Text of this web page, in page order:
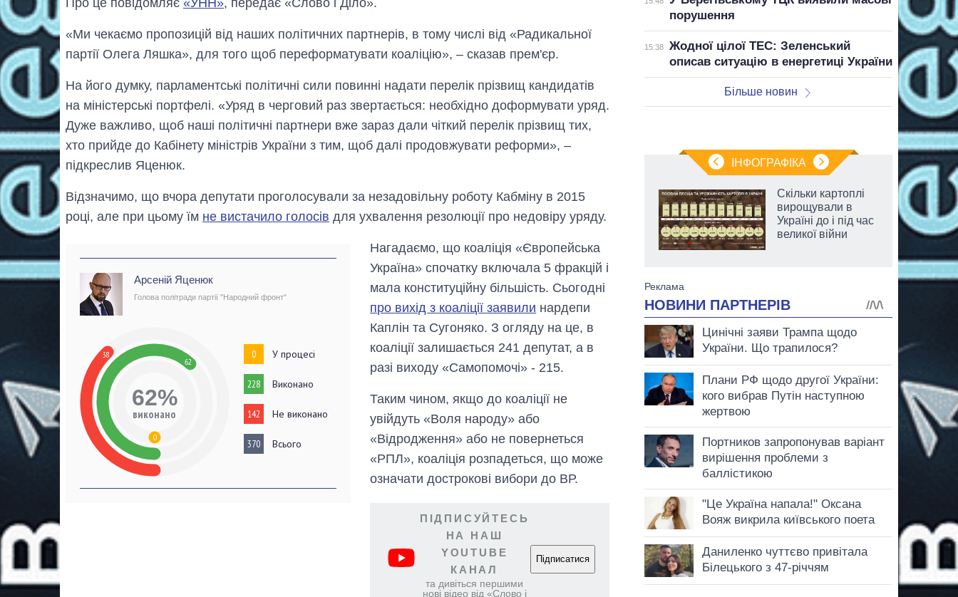
«Ми чекаємо пропозицій від наших політичних партнерів, в тому числі від «Радикальної
партії Олега Ляшка», для того щоб переформатувати коаліцію», – сказав прем'єр.
На його думку, парламентські політичні сили повинні надати перелік прізвищ кандидатів
на міністерські портфелі. «Уряд в черговий раз звертається: необхідно доформувати уряд.
Дуже важливо, щоб наші політичні партнери вже зараз дали чіткий перелік прізвищ тих,
хто прийде до Кабінету міністрів України з тим, щоб далі продовжувати реформи», –
підкреслив Яценюк.
Відзначимо, що вчора депутати проголосували за незадовільну роботу Кабміну в 2015
році, але при цьому їм не вистачило голосів для ухвалення резолюції про недовіру уряду.
Арсеній Яценюк
Голова політради партії "Народний фронт"
38
62
0
62%
виконано
0 У процесі
228 Виконано
142 Не виконано
370 Всього
Нагадаємо, що коаліція «Європейська
Україна» спочатку включала 5 фракцій і
мала конституційну більшість. Сьогодні
про вихід з коаліції заявили нардепи
Каплін та Сугоняко. З огляду на це, в
коаліції залишається 241 депутат, а в
разі виходу «Самопомочі» - 215.
Таким чином, якщо до коаліції не
увійдуть «Воля народу» або
«Відродження» або не повернеться
«РПЛ», коаліція розпадеться, що може
означати дострокові вибори до ВР.
ПІДПИСУЙТЕСЬ
НА НАШ
YOUTUBE
КАНАЛ
та дивіться першими
нові відео від «Слово і
Підписатися
порушення
15:38
Жодної цілої ТЕС: Зеленський
описав ситуацію в енергетиці України
Більше новин
ІНФОГРАФІКА
Вісім масованих
ударів по Україні
за літо: Київ та
головною ціллю
Скільки картоплі
вирощували в
Україні до і під час
великої війни